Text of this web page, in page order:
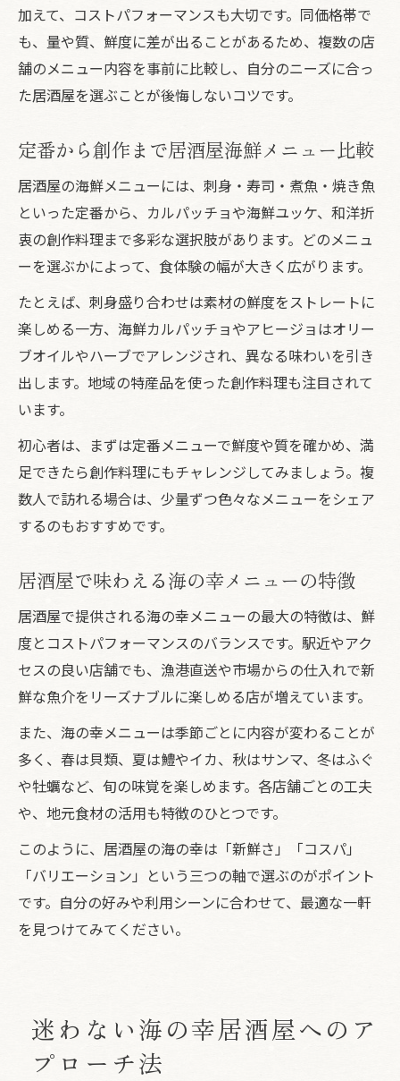
加えて、コストパフォーマンスも大切です。同価格帯で
も、量や質、鮮度に差が出ることがあるため、複数の店
舗のメニュー内容を事前に比較し、自分のニーズに合っ
た居酒屋を選ぶことが後悔しないコツです。
定番から創作まで居酒屋海鮮メニュー比較
居酒屋の海鮮メニューには、刺身・寿司・煮魚・焼き魚
といった定番から、カルパッチョや海鮮ユッケ、和洋折
衷の創作料理まで多彩な選択肢があります。どのメニュ
ーを選ぶかによって、食体験の幅が大きく広がります。
たとえば、刺身盛り合わせは素材の鮮度をストレートに
楽しめる一方、海鮮カルパッチョやアヒージョはオリー
ブオイルやハーブでアレンジされ、異なる味わいを引き
出します。地域の特産品を使った創作料理も注目されて
います。
初心者は、まずは定番メニューで鮮度や質を確かめ、満
足できたら創作料理にもチャレンジしてみましょう。複
数人で訪れる場合は、少量ずつ色々なメニューをシェア
するのもおすすめです。
居酒屋で味わえる海の幸メニューの特徴
居酒屋で提供される海の幸メニューの最大の特徴は、鮮
度とコストパフォーマンスのバランスです。駅近やアク
セスの良い店舗でも、漁港直送や市場からの仕入れで新
鮮な魚介をリーズナブルに楽しめる店が増えています。
また、海の幸メニューは季節ごとに内容が変わることが
多く、春は貝類、夏は鱧やイカ、秋はサンマ、冬はふぐ
や牡蠣など、旬の味覚を楽しめます。各店舗ごとの工夫
や、地元食材の活用も特徴のひとつです。
このように、居酒屋の海の幸は「新鮮さ」「コスパ」
「バリエーション」という三つの軸で選ぶのがポイント
です。自分の好みや利用シーンに合わせて、最適な一軒
を見つけてみてください。
迷わない海の幸居酒屋へのア
プローチ法